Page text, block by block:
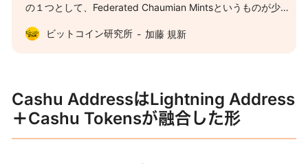
の１つとして、Federated Chaumian Mintsというものが少し
話題になっていたので、それがどういうもので、何ができる
のかを調べてみました。 https://fedimint.org CHAUMIAN
と、代表的なものではE-gold、Liberty Reserve、Digicash
(Ecash)などが挙げられます。特に、公開鍵暗号による電子署
ビットコイン研究所 加藤 規新
Cashu AddressはLightning Address
＋Cashu Tokensが融合した形